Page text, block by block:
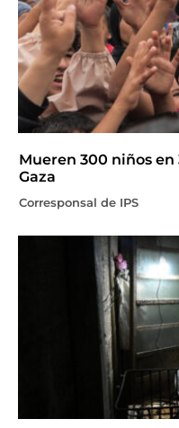
Mueren 300 niños
Gaza
Corresponsal de IPS